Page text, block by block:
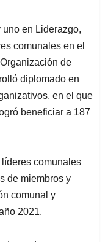
en Liderazgo,
comunales en el
de
diplomado en
en el que
beneficiar a 187
comunales
de miembros y
comunal y
2021.